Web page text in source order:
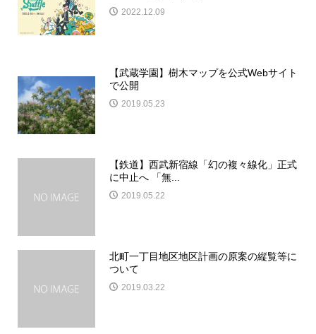
2022.12.09
【武蔵学園】樹木マップを公式Webサイト
で公開
2019.05.23
【鉄道】西武新宿線「幻の複々線化」正式
に中止へ 「無...
2019.05.22
北町一丁目地区地区計画の原案の縦覧等に
ついて
2019.03.22